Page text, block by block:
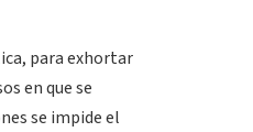
para exhortar
en que se
se impide el